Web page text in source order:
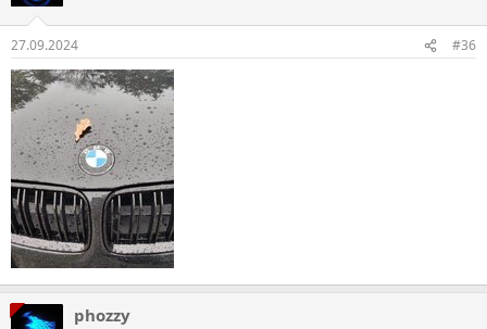
27.09.2024 #36
phozzy